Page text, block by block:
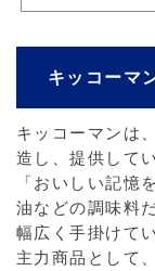
キッコーマ
キッコーマンは
造し、提供して
「おいしい記憶
油などの調味料
幅広く手掛けて
主力商品として